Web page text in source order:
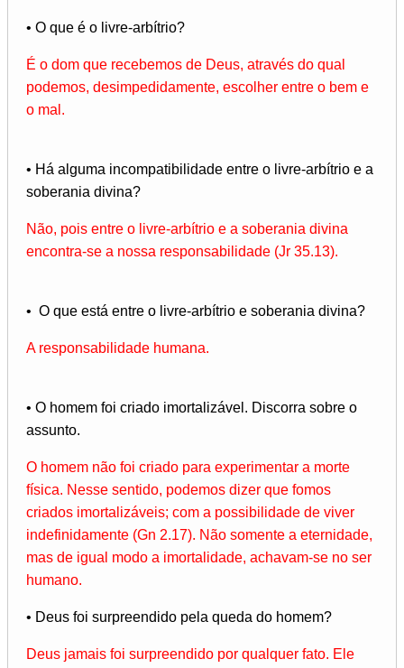
• O que é o livre-arbítrio?
É o dom que recebemos de Deus, através do qual
podemos, desimpedidamente, escolher entre o bem e
o mal.
• Há alguma incompatibilidade entre o livre-arbítrio e a
soberania divina?
Não, pois entre o livre-arbítrio e a soberania divina
encontra-se a nossa responsabilidade (Jr 35.13).
• O que está entre o livre-arbítrio e soberania divina?
A responsabilidade humana.
• O homem foi criado imortalizável. Discorra sobre o
assunto.
O homem não foi criado para experimentar a morte
física. Nesse sentido, podemos dizer que fomos
criados imortalizáveis; com a possibilidade de viver
indefinidamente (Gn 2.17). Não somente a eternidade,
mas de igual modo a imortalidade, achavam-se no ser
humano.
• Deus foi surpreendido pela queda do homem?
Deus jamais foi surpreendido por qualquer fato. Ele